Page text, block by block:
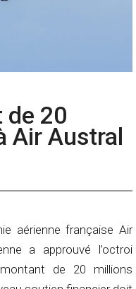
de 20
Air Austral
aérienne française Air
a approuvé l’octroi
de 20 millions